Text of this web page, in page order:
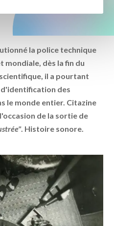
la police technique
mondiale, dès la fin du
il a pourtant
des
le monde entier. Citazine
de la sortie de
. Histoire sonore.